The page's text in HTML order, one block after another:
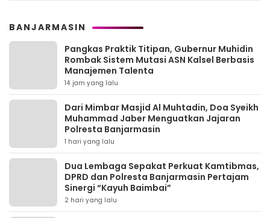
BANJARMASIN
Pangkas Praktik Titipan, Gubernur Muhidin
Rombak Sistem Mutasi ASN Kalsel Berbasis
Manajemen Talenta
14 jam yang lalu
Dari Mimbar Masjid Al Muhtadin, Doa Syeikh
Muhammad Jaber Menguatkan Jajaran
Polresta Banjarmasin
1 hari yang lalu
Dua Lembaga Sepakat Perkuat Kamtibmas,
DPRD dan Polresta Banjarmasin Pertajam
Sinergi “Kayuh Baimbai”
2 hari yang lalu